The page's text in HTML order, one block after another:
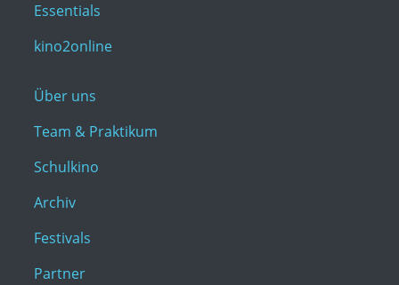
Essentials
kino2online
Über uns
Team & Praktikum
Schulkino
Archiv
Festivals
Partner